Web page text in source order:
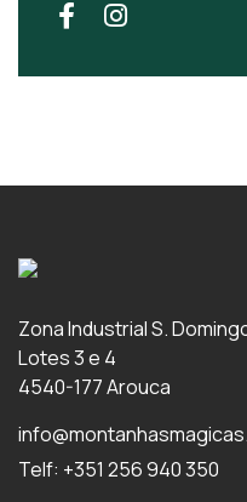
Zona Industrial S.
Lotes 3 e 4
4540-177 Arouca
Telf: +351 256 940 350